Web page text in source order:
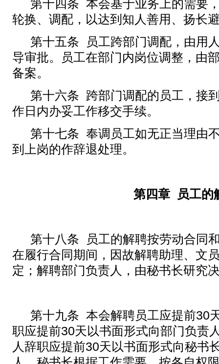
第十四条 本会基于业务上的需要
轮换、调配，以达到知人善用、扬长
第十五条
员工跨部门调配，由用
导审批。员工在部门内岗位调整，由
备案。
第十六条 跨部门调配的员工，接
作日内办妥工作移交手续。
第十七条 奉调员工如无正当理由
到上岗的作辞退处理。
第四章 员工的
第十八条
员工的解聘按劳动合同
在履行合同期间，因故解聘助理、文
定；解聘部门负责人，由秘书长研究
第十九条 本会解聘员工应提前30
职应提前30天 以书面形式向部门负责
人辞职应提前30天 以书面形式向秘书